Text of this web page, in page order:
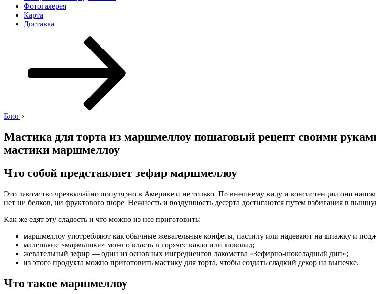
Фотогалерея
Карта
Доставка
Блог ›
Мастика для торта из маршмеллоу пошаговый рецепт своими
мастики маршмеллоу
Что собой представляет зефир маршмеллоу
Это лакомство чрезвычайно популярно в Америке и не только. По внешнему виду и консистенции оно
нет ни белков, ни фруктового пюре. Нежность и воздушность десерта достигаются путем взбивания в
Как же едят эту сладость и что можно из нее приготовить:
маршмеллоу употребляют как обычные жевательные конфеты, пастилу или надевают на шпажку и
маленькие «мармышки» можно класть в горячее какао или шоколад;
жевательный зефир — один из основных ингредиентов лакомства «Зефирно-шоколадный дип»;
из этого продукта можно приготовить мастику для торта, чтобы создать сладкий декор на выпечке.
Что такое маршмеллоу